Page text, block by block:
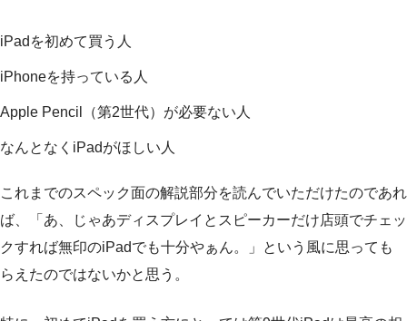
iPadを初めて買う人
iPhoneを持っている人
Apple Pencil（第2世代）が必要ない人
なんとなくiPadがほしい人
これまでのスペック面の解説部分を読んでいただけたのであれ
ば、「あ、じゃあディスプレイとスピーカーだけ店頭でチェッ
クすれば無印のiPadでも十分やぁん。」という風に思っても
らえたのではないかと思う。